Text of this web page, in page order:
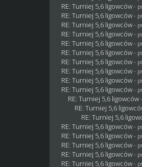
RE: Turniej 5,6 ligowców -
RE: Turniej 5,6 ligowców -
RE: Turniej 5,6 ligowców -
RE: Turniej 5,6 ligowców -
RE: Turniej 5,6 ligowców -
RE: Turniej 5,6 ligowców -
RE: Turniej 5,6 ligowców -
RE: Turniej 5,6 ligowców -
RE: Turniej 5,6 ligowców -
RE: Turniej 5,6 ligowców -
RE: Turniej 5,6 ligowców
RE: Turniej 5,6
RE: Turniej 5,6
RE: Turniej 5,6 ligowców -
RE: Turniej 5,6 ligowców -
RE: Turniej 5,6 ligowców -
RE: Turniej 5,6 ligowców -
RE: Turniej 5,6 ligowców -